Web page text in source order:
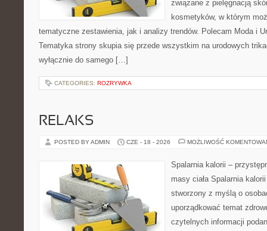
związane z pielęgnacją
kosmetyków, w którym
tematyczne zestawienia, jak i analizy trendów. Polecam Moda i
Tematyka strony skupia się przede wszystkim na urodowych
wyłącznie do samego […]
CATEGORIES: ROZRYWKA
RELAKS
POSTED BY ADMIN CZE - 18 - 2026 MOŻLIWOŚĆ
Spalarnia kalorii –
masy ciała Spalarnia
stworzony z myślą o
uporządkować temat
czytelnych informacji